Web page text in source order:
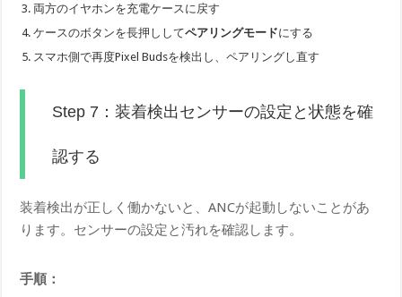
両方のイヤホンを充電ケースに戻す
ケースのボタンを長押ししてペアリングモードにする
スマホ側で再度Pixel Budsを検出し、ペアリングし直す
Step 7：装着検出センサーの設定と状態を確
認する
装着検出が正しく働かないと、ANCが起動しないことがあ
ります。センサーの設定と汚れを確認します。
手順：